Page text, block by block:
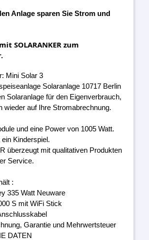
Anlage sparen Sie Strom und
SOLARANKER zum
Mini Solar 3
Solaranlage 10717 Berlin
Solaranlage für den Eigenverbrauch,
wieder auf Ihre Stromabrechnung.
und eine Power von 1005 Watt.
Kinderspiel.
überzeugt mit qualitativen Produkten
Service.
:
335 Watt Neuware
S mit WiFi Stick
Garantie und Mehrwertsteuer
DATEN